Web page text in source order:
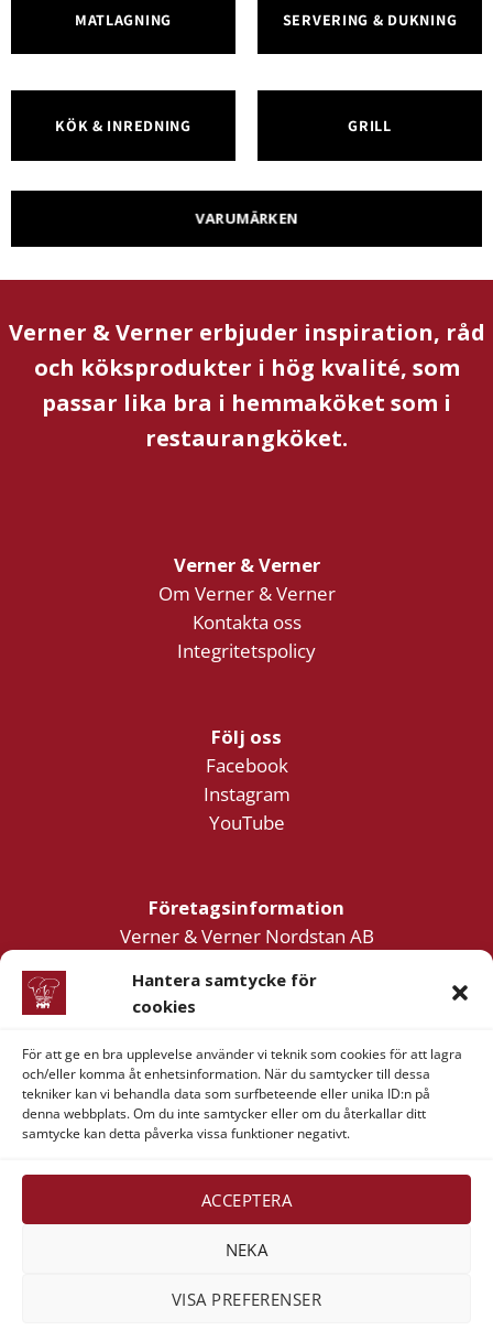
Hantera samtycke för
cookies
För att ge en bra upplevelse använder vi teknik som cookies för att lagra
och/eller komma åt enhetsinformation. När du samtycker till dessa
tekniker kan vi behandla data som surfbeteende eller unika ID:n på
denna webbplats. Om du inte samtycker eller om du återkallar ditt
samtycke kan detta påverka vissa funktioner negativt.
ACCEPTERA
NEKA
VISA PREFERENSER
MATLAGNING SERVERING & DUKNING
KÖK & INREDNING GRILL
VARUMÄRKEN
Verner & Verner erbjuder inspiration, råd
och köksprodukter i hög kvalité, som
passar lika bra i hemmaköket som i
restaurangköket.
Verner & Verner
Om Verner & Verner
Kontakta oss
Integritetspolicy
Följ oss
Facebook
Instagram
YouTube
Företagsinformation
Verner & Verner Nordstan AB
411 05 Göteborg
Visa MasterCardAmerican
Alla rättigheter reserverade 2026 ©Verner & Verner
Nordstan AB